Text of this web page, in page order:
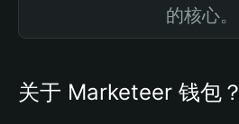
的核心。
关于 Marketeer 钱包？